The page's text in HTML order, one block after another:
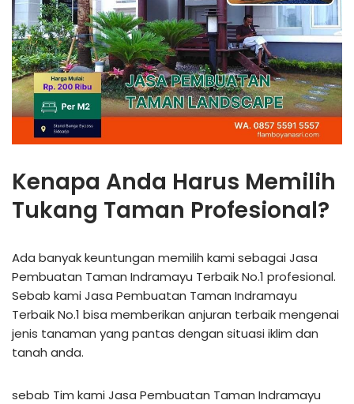
Kenapa Anda Harus Memilih
Tukang Taman Profesional?
Ada banyak keuntungan memilih kami sebagai Jasa
Pembuatan Taman Indramayu Terbaik No.1 profesional.
Sebab kami Jasa Pembuatan Taman Indramayu
Terbaik No.1 bisa memberikan anjuran terbaik mengenai
jenis tanaman yang pantas dengan situasi iklim dan
tanah anda.
sebab Tim kami Jasa Pembuatan Taman Indramayu